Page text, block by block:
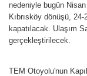
nedeniyle bugün
Kıbrısköy dönüşü,
kapatılacak. Ulaşım
gerçekleştirilecek.
TEM Otoyolu'nun